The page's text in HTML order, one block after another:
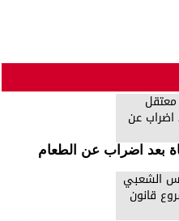
بعد اضراب عن الطعام